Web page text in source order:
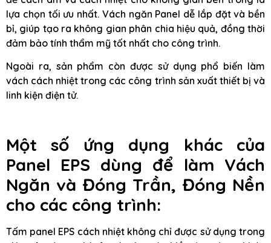
lựa chọn tối ưu nhất. Vách ngăn Panel dễ lắp đặt và bền
bỉ, giúp tạo ra không gian phân chia hiệu quả, đồng thời
đảm bảo tính thẩm mỹ tốt nhất cho công trình.
Ngoài ra, sản phẩm còn được sử dụng phổ biến làm
vách cách nhiệt trong các công trình sản xuất thiết bị và
linh kiện điện tử.
Một số ứng dụng khác của
Panel EPS dùng để làm Vách
Ngăn và Đóng Trần, Đóng Nền
cho các công trình:
Tấm panel EPS cách nhiệt không chỉ được sử dụng trong